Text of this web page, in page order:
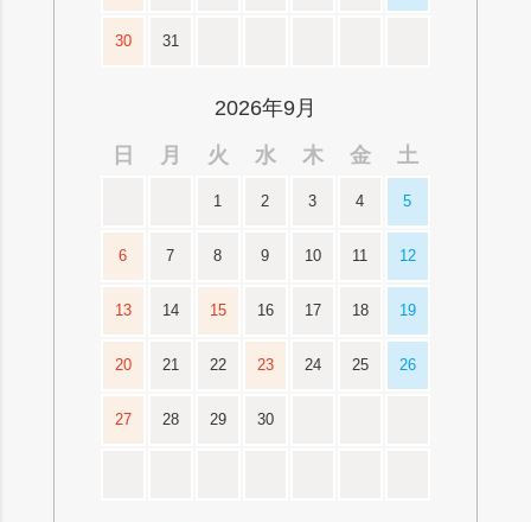
30 31
2026年9月
日
月 火 水 木 金 土
1 2 3 4 5
6 7 8 9 10 11 12
13 14 15 16 17 18 19
20 21 22 23 24 25 26
27 28 29 30